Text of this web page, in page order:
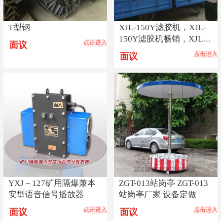
T型钢
面议 点击进入
XJL-150Y滤胶机，XJL-
150Y滤胶机畅销，XJL-
150Y滤胶机货源
面议 点击进入
YXJ－127矿用隔爆兼本
安型语音信号播放器
面议 点击进入
ZGT-013站岗亭 ZGT-013
站岗亭厂家 设备定做
面议 点击进入